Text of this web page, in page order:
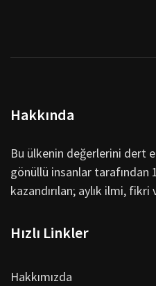
Hakkında
Bu ülkenin değerlerini dert
gönüllü insanlar tarafından
kazandırılan; aylık ilmi,
Hızlı Linkler
Hakkımızda